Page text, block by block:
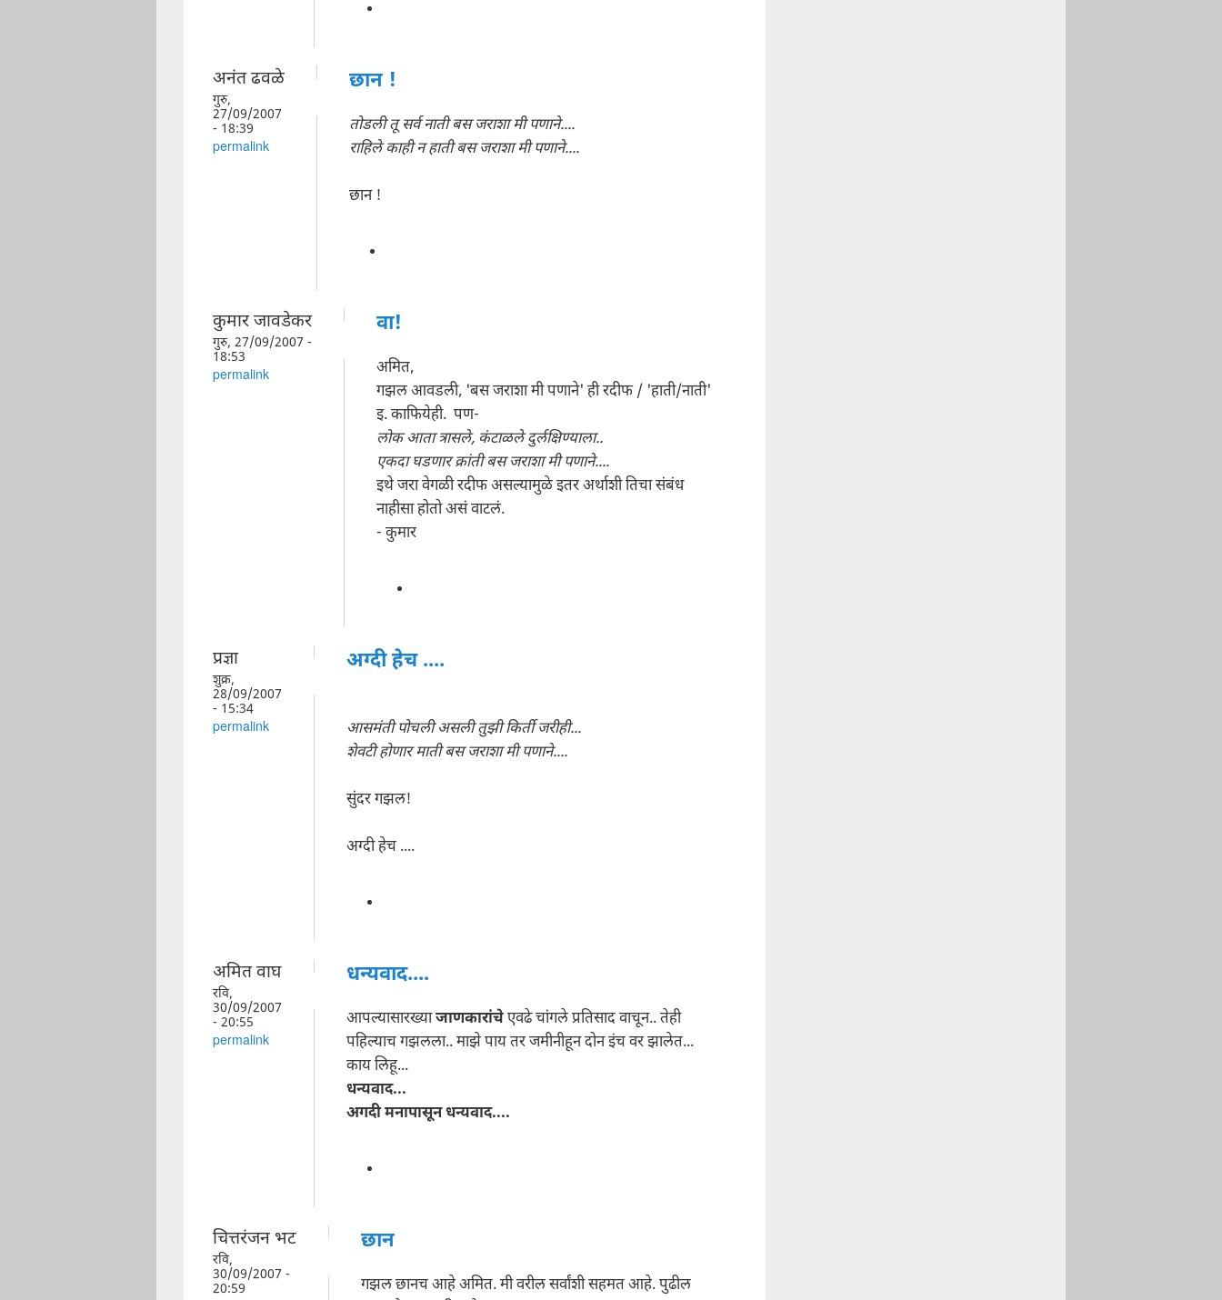
अनंत ढवळे
गुरु,
27/09/2007
- 18:39
permalink
छान !
तोडली तू सर्व नाती बस जराशा मी पणाने....
राहिले काही न हाती बस जराशा मी पणाने....
छान !
कुमार जावडेकर
गुरु, 27/09/2007 -
18:53
permalink
वा!
अमित,
गझल आवडली, 'बस जराशा मी पणाने' ही रदीफ / 'हाती/नाती'
इ. काफियेही. पण-
लोक आता त्रासले, कंटाळले दुर्लक्षिण्याला..
एकदा घडणार क्रांती बस जराशा मी पणाने....
इथे जरा वेगळी रदीफ असल्यामुळे इतर अर्थाशी तिचा संबंध
नाहीसा होतो असं वाटलं.
- कुमार
प्रज्ञा
शुक्र,
28/09/2007
- 15:34
permalink
अग्दी हेच ....
आसमंती पोचली असली तुझी किर्ती जरीही...
शेवटी होणार माती बस जराशा मी पणाने....
सुंदर गझल!
अग्दी हेच ....
अमित वाघ
रवि,
30/09/2007
- 20:55
permalink
धन्यवाद....
आपल्यासारख्याजाणकारांचेएवढे चांगले प्रतिसाद वाचून.. तेही
पहिल्याच गझलला.. माझे पाय तर जमीनीहून दोन इंच वर झालेत...
काय लिहू...
धन्यवाद...
अगदी मनापासून धन्यवाद....
चित्तरंजन भट
रवि,
30/09/2007 -
20:59
छान
गझल छानच आहे अमित. मी वरील सर्वांशी सहमत आहे. पुढील